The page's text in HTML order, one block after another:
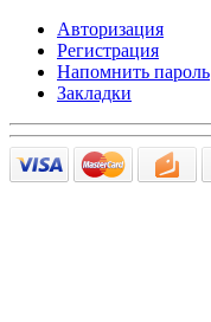
Авторизация
Регистрация
Напомнить пароль
Закладки